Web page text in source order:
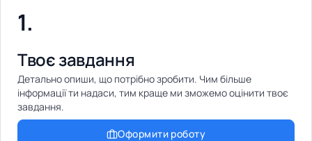
Твоє завдання
Детально опиши, що потрібно зробити. Чим більше
інформації ти надаси, тим краще ми зможемо оцінити твоє
завдання.
Оформити роботу